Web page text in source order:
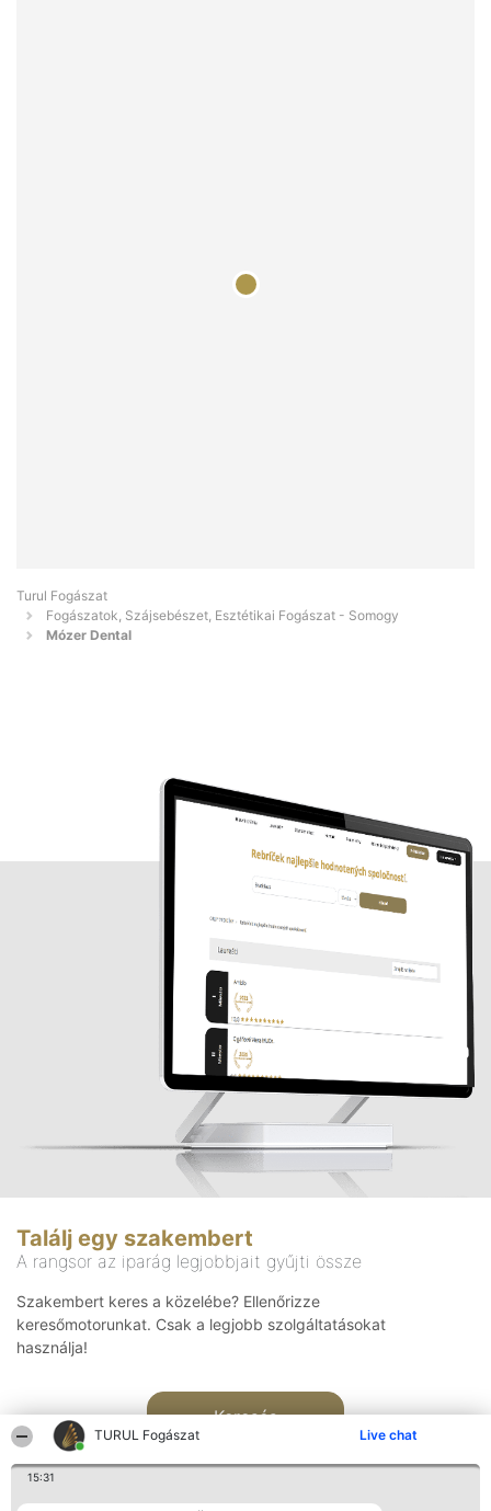
TURUL Fogászat Live chat
15:31
Turul Fogászat
Fogászatok, Szájsebészet, Esztétikai Fogászat - Somogy
Mózer Dental
Találj egy szakembert
A rangsor az iparág legjobbjait gyűjti össze
Szakembert keres a közelébe? Ellenőrizze
keresőmotorunkat. Csak a legjobb szolgáltatásokat
használja!
Keresés